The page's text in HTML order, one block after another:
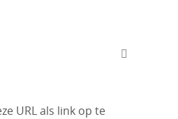
URL als link op te